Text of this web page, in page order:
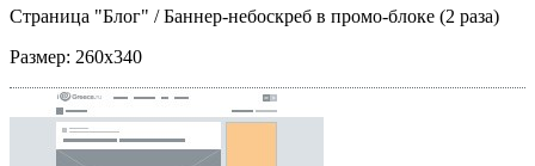
Страница "Блог" / Баннер-небоскреб в промо-блоке (2 раза)
Размер: 260x340